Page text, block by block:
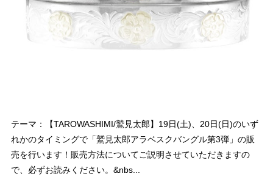
テーマ：【TAROWASHIMI/鷲見太郎】19日(土)、20日(日)のいず
れかのタイミングで「鷲見太郎アラベスクバングル第3弾」の販
売を行います！販売方法についてご説明させていただきますの
で、必ずお読みください。&nbs...